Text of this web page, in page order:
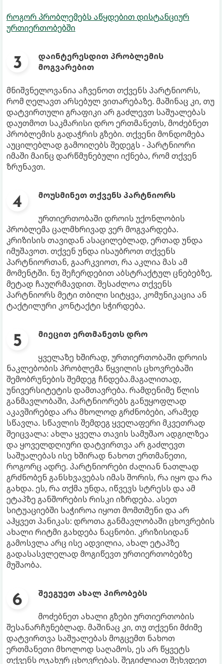
როგორ პრობლემებს აწყდებით დისტანციურ
ურთიერთობებში
დაინტერესდით პრობლემის
მოგვარებით
მნიშვნელოვანია აჩვენოთ თქვენს პარტნიორს,
რომ ღელავთ არსებულ ვითარებაზე. მაშინაც კი, თუ
დატვირთული გრაფიკი არ გაძლევთ საშუალებას
დაუთმოთ საკმარისი დრო ერთმანეთს, მოძებნეთ
პრობლემის გადაჭრის გზები. თქვენი მონდომება
აუცილებლად გამოიღებს შედეგს - პარტნიორი
იმაში მაინც დარწმუნებული იქნება, რომ თქვენ
ზრუნავთ.
მოუსმინეთ თქვენს პარტნიორს
ურთიერთობაში დროის უქონლობის
პრობლემა ცალმხრივად ვერ მოგვარდება.
კრიზისის თავიდან ასაცილებლად, ერთად უნდა
იმუშავოთ. თქვენ უნდა ისაუბროთ თქვენს
პარტნიორთან, გაარკვიოთ, რა აკლია მას ამ
მომენტში. ნუ შეჩერდებით აბსტრაქტულ ცნებებზე,
მეტად ჩაუღრმავდით. შესაძლოა თქვენს
პარტნიორს მეტი თბილი სიტყვა, კომუნიკაცია ან
ტაქტილური კონტაქტი სჭირდება.
მიეცით ერთმანეთს დრო
ყველაზე ხშირად, ურთიერთობაში დროის
ნაკლებობის პრობლემა წყვილის ცხოვრებაში
შემობრუნების შემდეგ ჩნდება.მაგალითად,
უნივერსიტეტის დამთავრება. რამდენიმე წლის
განმავლობაში, პარტნიორებს განუყოფლად
აკავშირებდა არა მხოლოდ გრძნობები, არამედ
სწავლა. სწავლის შემდეგ ყველაფერი მკვეთრად
შეიცვალა: ახლა ყველა თავის სამუშაო ადგილზეა
და ყოველდღიური დატვირთვა არ გაძლევთ
საშუალებას ისე ხშირად ნახოთ ერთმანეთი,
როგორც ადრე. პარტნიორები ძალიან ნათლად
გრძნობენ განსხვავებას იმას შორის, რა იყო და რა
გახდა. ეს, რა თქმა უნდა, იწვევს სტრესს და ამ
ეტაპზე განშორების რისკი იზრდება. ასეთ
სიტუაციებში საჭიროა იყოთ მომთმენი და არ
აჰყვეთ პანიკას: დროთა განმავლობაში ცხოვრების
ახალი რიტმი გახდება ნაცნობი. კრიზისიდან
გამოსვლა არც ისე ადვილია, ახალ ეტაპზე
გადასასვლელად მოგიწევთ ურთიერთობებზე
მუშაობა.
შეეგუეთ ახალ პირობებს
მოძებნეთ ახალი გზები ურთიერთობის
შესანარჩუნებლად. მაშინაც კი, თუ თქვენი მძიმე
დატვირთვა საშუალებას მოგცემთ ნახოთ
ერთმანეთი მხოლოდ საღამოს, ეს არ წყვეტს
თქვენს ოჯახურ ცხოვრებას. შეგიძლიათ შეხვდეთ